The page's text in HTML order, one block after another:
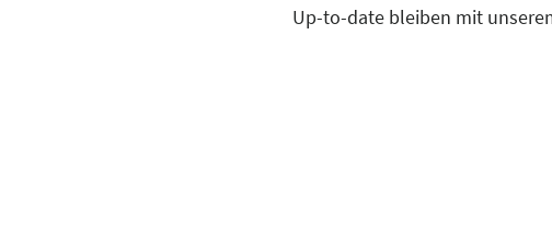
Up-to-date bleiben mit